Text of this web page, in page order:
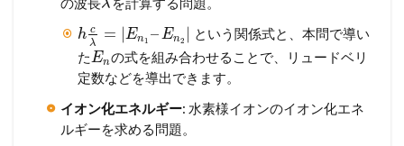
λ
h c
λ
= En1 –En2
という関係式と、本問で導い
たEnの式を組み合わせることで、リュードベリ
定数などを導出できます。
イオン化エネルギー: 水素様イオンのイオン化エネ
ルギーを求める問題。